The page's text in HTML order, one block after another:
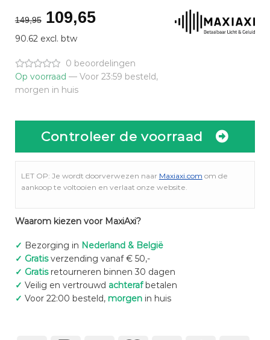
149,95 Oorspronkelijke
prijs
was:
€149,95.
109,65Huidige
€109,65.
90.62 excl. btw
0 beoordelingen
Op voorraad — Voor 23:59 besteld,
morgen in huis
Controleer de voorraad
LET OP: Je wordt doorverwezen naar Maxiaxi.com om de
aankoop te voltooien en verlaat onze website.
Waarom kiezen voor MaxiAxi?
✓ Bezorging in Nederland & België
✓ Gratisverzending vanaf € 50,-
✓ Gratisretourneren binnen 30 dagen
✓ Veilig en vertrouwd achterafbetalen
✓ Voor 22:00 besteld, morgenin huis